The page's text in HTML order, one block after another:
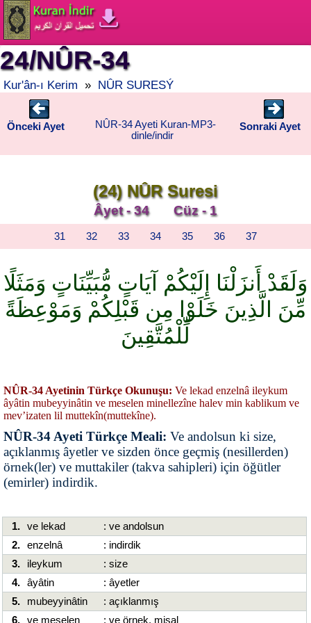
24/NÛR-34
Kur'ân-ı Kerim » NÛR SURESÝ
Önceki Ayet Sonraki Ayet
NÛR-34 Ayeti Kuran-MP3-
dinle/indir
(24) NÛR Suresi
Âyet - 34 Cüz - 1
31 32 33 34 35 36 37
وَلَقَدْ أَنزَلْنَا إِلَيْكُمْ آيَاتٍ مُّبَيِّنَاتٍ وَمَثَلًا
مِّنَ الَّذِينَ خَلَوْا مِن قَبْلِكُمْ وَمَوْعِظَةً
لِّلْمُتَّقِينَ
NÛR-34 Ayetinin Türkçe Okunuşu: Ve lekad enzelnâ ileykum
âyâtin mubeyyinâtin ve meselen minellezîne halev min kablikum ve
mev’izaten lil muttekîn(muttekîne).
NÛR-34 Ayeti Türkçe Meali: Ve andolsun ki size,
açıklanmış âyetler ve sizden önce geçmiş (nesillerden)
örnek(ler) ve muttakiler (takva sahipleri) için öğütler
(emirler) indirdik.
1. ve lekad
: ve andolsun
2.
enzelnâ
: indirdik
3.
ileykum
: size
4.
âyâtin
: âyetler
5.
mubeyyinâtin
: açıklanmış
6.
ve meselen : ve örnek, misal